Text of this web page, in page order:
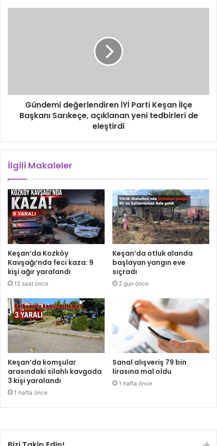
Gündemi değerlendiren İYİ Parti Keşan İlçe
Başkanı Sarıkeçe, açıklanan yeni tedbirleri de
eleştirdi
İlgili Makaleler
Keşan’da Kozköy
Kavşağı’nda feci kaza: 9
kişi ağır yaralandı
12 saat önce
Keşan’da otluk alanda
başlayan yangın eve
sıçradı
2 gün önce
Keşan’da komşular
arasındaki silahlı kavgada
3 kişi yaralandı
1 hafta önce
Sanal alışveriş 79 bin
lirasına mal oldu
1 hafta önce